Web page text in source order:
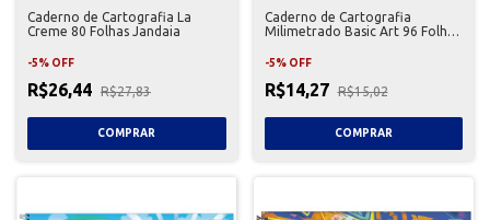
Caderno de Cartografia La
Creme 80 Folhas Jandaia
-5% OFF
R$26,44 R$27,83
Caderno de Cartografia
Milimetrado Basic Art 96 Folhas
-5% OFF
R$14,27 R$15,02